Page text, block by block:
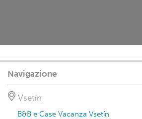
Navigazione
Vsetín
B&B e Case Vacanza Vsetín